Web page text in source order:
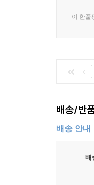
이 한줄
배송/반
배송 안내
배